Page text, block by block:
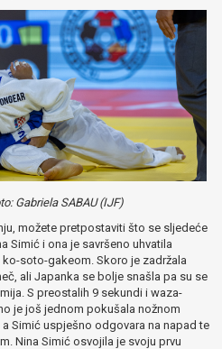
Gabriela SABAU (IJF)
možete pretpostaviti što se sljedeće
Simić i ona je savršeno uhvatila
soto-gakeom. Skoro je zadržala
ali Japanka se bolje snašla pa su se
S preostalih 9 sekundi i waza-
je još jednom pokušala nožnom
Simić uspješno odgovara na napad te
Nina Simić osvojila je svoju prvu